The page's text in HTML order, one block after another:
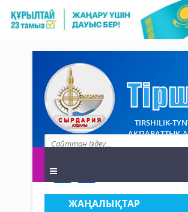
TIRSHILIK-
АҚПАРАТТЫҚ
ЖАҢАЛЫҚТАР